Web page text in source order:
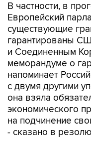
В частности, в
Европейский
существующие
гарантированы
и Соединенным
меморандуме о
напоминает
с двумя другими
она взяла
экономического
на подчинение
- сказано в